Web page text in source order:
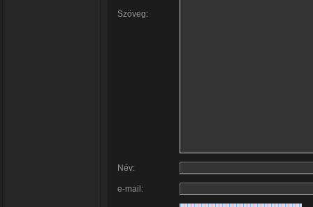
Szöveg:
Név:
e-mail: